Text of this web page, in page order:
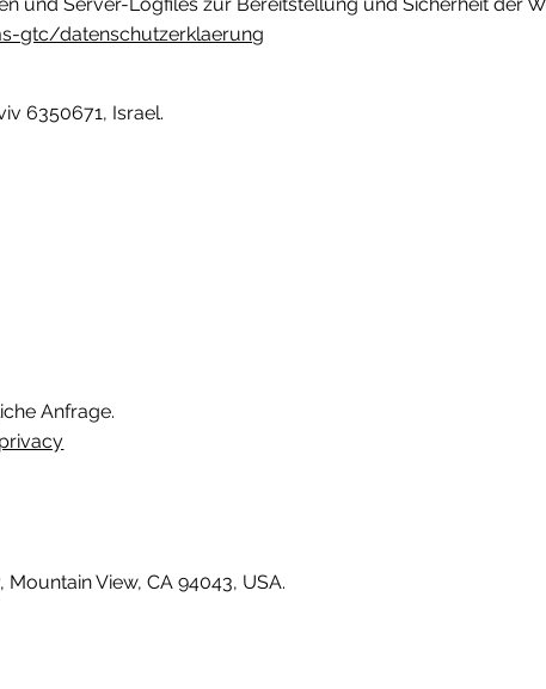
und Server-Logfiles zur Bereitstellung und Sicherheit der
gtc/datenschutzerklaerung
6350671, Israel.
Anfrage.
View, CA 94043, USA.